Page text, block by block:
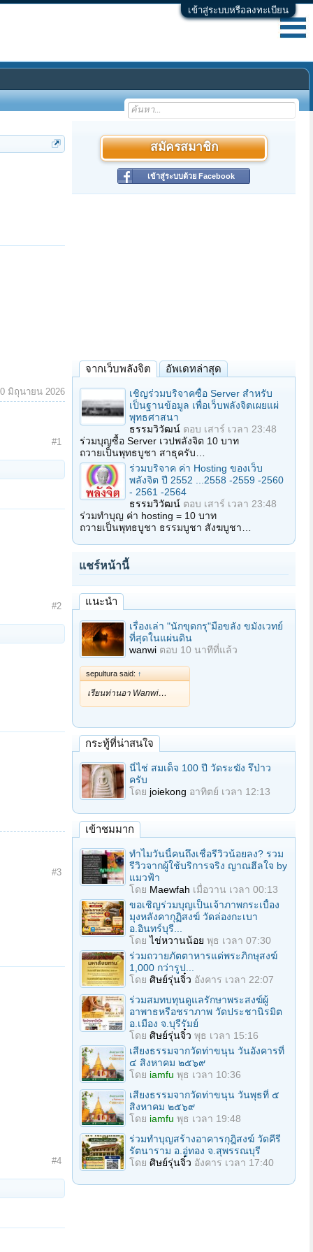
เข้าสู่ระบบหรือลงทะเบียน
มิถุนายน 2026
#1
#2
#3
#4
สมัครสมาชิก
เข้าสู่ระบบด้วย Facebook
จากเว็บพลังจิต อัพเดทล่าสุด
เชิญร่วมบริจาคซื้อ Server สำหรับ
เป็นฐานข้อมูล เพื่อเว็บพลังจิตเผยแผ่
พุทธศาสนา
ธรรมวิวัฒน์ ตอบ เสาร์ เวลา 23:48
ร่วมบุญซื้อ Server เวปพลังจิต 10 บาท
ถวายเป็นพุทธบูชา สาธุครับ…
ร่วมบริจาค ค่า Hosting ของเว็บ
พลังจิต ปี 2552 ...2558 -2559 -2560
- 2561 -2564
ธรรมวิวัฒน์ ตอบ เสาร์ เวลา 23:48
ร่วมทำบุญ ค่า hosting = 10 บาท
ถวายเป็นพุทธบูชา ธรรมบูชา สังฆบูชา…
แชร์หน้านี้
แนะนำ
เรื่องเล่า "นักขุดกรุ"มือขลัง ขมังเวทย์
ที่สุดในแผ่นดิน
wanwi ตอบ 10 นาทีที่แล้ว
sepultura said: ↑
เรียนท่านอา Wanwi…
กระทู้ที่น่าสนใจ
นี่ไช่ สมเด็จ 100 ปี วัดระฆัง รึป่าว
ครับ
โดย joiekong อาทิตย์ เวลา 12:13
เข้าชมมาก
ทำไมวันนี้คนถึงเชื่อรีวิวน้อยลง? รวม
รีวิวจากผู้ใช้บริการจริง ญาณฮีลใจ by
แมวฟ้า
โดย Maewfah เมื่อวาน เวลา 00:13
ขอเชิญร่วมบุญเป็นเจ้าภาพกระเบื้อง
มุงหลังคากุฏิสงฆ์ วัดล่องกะเบา
อ.อินทร์บุรี...
โดยไข่หวานน้อย พุธ เวลา 07:30
ร่วมถวายภัตตาหารแด่พระภิกษุสงฆ์
1,000 กว่ารูป...
โดย ศิษย์รุ่นจิ๋ว อังคาร เวลา 22:07
ร่วมสมทบทุนดูแลรักษาพระสงฆ์ผู้
อาพาธหรือชราภาพ วัดประชานิรมิต
อ.เมือง จ.บุรีรัมย์
โดย ศิษย์รุ่นจิ๋ว พุธ เวลา 15:16
เสียงธรรมจากวัดท่าขนุน วันอังคารที่
๔ สิงหาคม ๒๕๖๙
โดย iamfu พุธ เวลา 10:36
เสียงธรรมจากวัดท่าขนุน วันพุธที่ ๕
สิงหาคม ๒๕๖๙
โดย iamfu พุธ เวลา 19:48
ร่วมทำบุญสร้างอาคารกุฎิสงฆ์ วัดคีรี
รัตนาราม อ.อู่ทอง จ.สุพรรณบุรี
โดย ศิษย์รุ่นจิ๋ว อังคาร เวลา 17:40